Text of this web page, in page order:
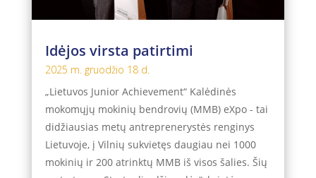
Idėjos virsta patirtimi
2025 m. gruodžio 18 d.
„Lietuvos Junior Achievement“ Kalėdinės
mokomųjų mokinių bendrovių (MMB) eXpo - tai
didžiausias metų antreprenerystės renginys
Lietuvoje, į Vilnių sukvietęs daugiau nei 1000
mokinių ir 200 atrinktų MMB iš visos šalies. Šių